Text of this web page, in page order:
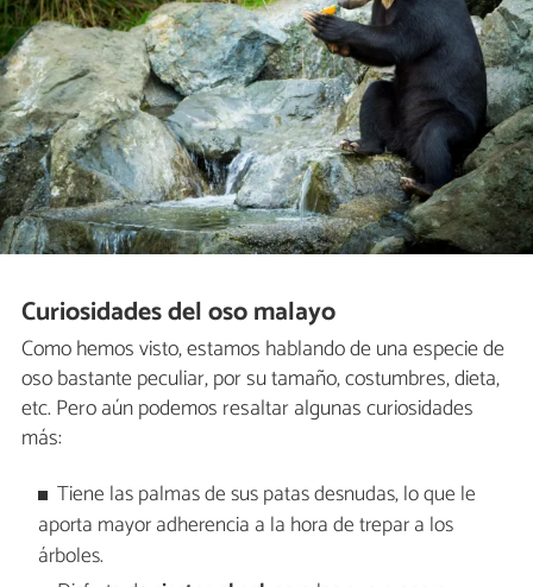
Curiosidades del oso malayo
Como hemos visto, estamos hablando de una especie de
oso bastante peculiar, por su tamaño, costumbres, dieta,
etc. Pero aún podemos resaltar algunas curiosidades
más:
Tiene las palmas de sus patas desnudas, lo que le
aporta mayor adherencia a la hora de trepar a los
árboles.